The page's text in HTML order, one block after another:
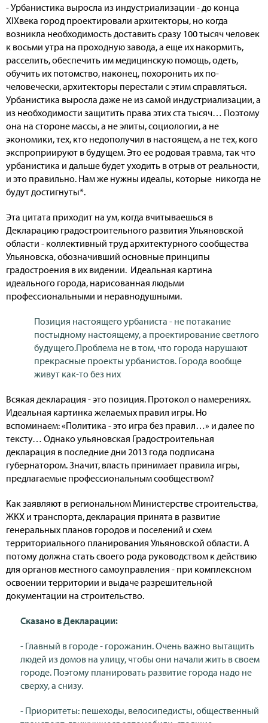
- Урбанистика выросла из индустриализации - до конца
XIXвека город проектировали архитекторы, но когда
возникла необходимость доставить сразу 100 тысяч человек
к восьми утра на проходную завода, а еще их накормить,
расселить, обеспечить им медицинскую помощь, одеть,
обучить их потомство, наконец, похоронить их по-
человечески, архитекторы перестали с этим справляться.
Урбанистика выросла даже не из самой индустриализации, а
из необходимости защитить права этих ста тысяч… Поэтому
она на стороне массы, а не элиты, социологии, а не
экономики, тех, кто недополучил в настоящем, а не тех, кого
экспроприируют в будущем. Это ее родовая травма, так что
урбанистика и дальше будет уходить в отрыв от реальности,
и это правильно. Нам же нужны идеалы, которые никогда не
будут достигнуты*.
Эта цитата приходит на ум, когда вчитываешься в
Декларацию градостроительного развития Ульяновской
области - коллективный труд архитектурного сообщества
Ульяновска, обозначивший основные принципы
градостроения в их видении. Идеальная картина
идеального города, нарисованная людьми
профессиональными и неравнодушными.
Позиция настоящего урбаниста - не потакание
постыдному настоящему, а проектирование светлого
будущего.Проблема не в том, что города нарушают
прекрасные проекты урбанистов. Города вообще
живут как-то без них
Всякая декларация - это позиция. Протокол о намерениях.
Идеальная картинка желаемых правил игры. Но
вспоминаем: «Политика - это игра без правил…» и далее по
тексту… Однако ульяновская Градостроительная
декларация в последние дни 2013 года подписана
губернатором. Значит, власть принимает правила игры,
предлагаемые профессиональным сообществом?
Как заявляют в региональном Министерстве строительства,
ЖКХ и транспорта, декларация принята в развитие
генеральных планов городов и поселений и схем
территориального планирования Ульяновской области. А
потому должна стать своего рода руководством к действию
для органов местного самоуправления - при комплексном
освоении территории и выдаче разрешительной
документации на строительство.
Сказано в Декларации:
- Главный в городе - горожанин. Очень важно вытащить
людей из домов на улицу, чтобы они начали жить в своем
городе. Поэтому планировать развитие города надо не
сверху, а снизу.
- Приоритеты: пешеходы, велосипедисты, общественный